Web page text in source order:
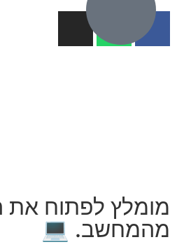
מומלץ לפתוח את
מהמחשב. 💻